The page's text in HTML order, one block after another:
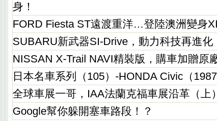
身！
FORD Fiesta ST遠渡重洋…登陸澳洲變身
SUBARU新武器SI-Drive，動力科技再進化
NISSAN X-Trail NAVI精裝版，購車加贈原
日本名車系列（105）-HONDA Civic（
全球車展一哥，IAA法蘭克福車展沿革（上
Google幫你躲開塞車路段！？